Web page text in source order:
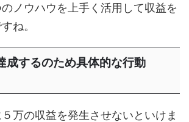
ノウハウを上手く活用して収益を
ね。
成するのため具体的な行動
万の収益を発生させないといけま